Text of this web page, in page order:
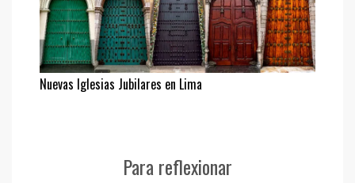
Nuevas Iglesias Jubilares en Lima
Para reflexionar